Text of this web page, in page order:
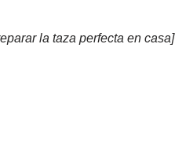
la taza perfecta en casa]